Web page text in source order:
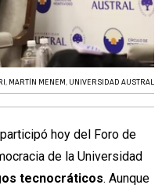
, MARTÍN MENEM, UNIVERSIDAD AUSTRAL
participó hoy del Foro de
de la Universidad
tecnocráticos. Aunque